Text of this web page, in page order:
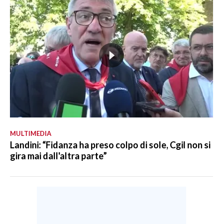
MULTIMEDIA
Landini: “Fidanza ha preso colpo di sole, Cgil non si
gira mai dall'altra parte”